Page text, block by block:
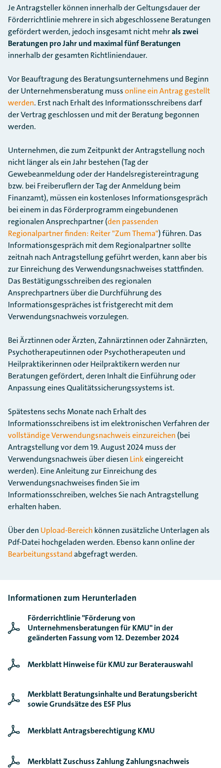
Je Antragsteller können innerhalb der Geltungsdauer der
Förderrichtlinie mehrere in sich abgeschlossene Beratungen
gefördert werden, jedoch insgesamt nicht mehrals zwei
Beratungen pro Jahr und maximal fünf Beratungen
innerhalb der gesamten Richtliniendauer.
Vor Beauftragung des Beratungsunternehmens und Beginn
der Unternehmensberatung mussonline ein Antrag gestellt
werden. Erst nach Erhalt des Informationsschreibens darf
der Vertrag geschlossen und mit der Beratung begonnen
werden.
Unternehmen, die zum Zeitpunkt der Antragstellung noch
nicht länger als ein Jahr bestehen (Tag der
Gewebeanmeldung oder der Handelsregistereintragung
bzw. bei Freiberuflern der Tag der Anmeldung beim
Finanzamt), müssen ein kostenloses Informationsgespräch
bei einem in das Förderprogramm eingebundenen
regionalen Ansprechpartner (den passenden
Regionalpartner finden: Reiter "Zum Thema") führen. Das
Informationsgespräch mit dem Regionalpartner sollte
zeitnah nach Antragstellung geführt werden, kann aber bis
zur Einreichung des Verwendungsnachweises stattfinden.
Das Bestätigungsschreiben des regionalen
Ansprechpartners über die Durchführung des
Informationsgespräches ist fristgerecht mit dem
Verwendungsnachweis vorzulegen.
Bei Ärztinnen oder Ärzten, Zahnärztinnen oder Zahnärzten,
Psychotherapeutinnen oder Psychotherapeuten und
Heilpraktikerinnen oder Heilpraktikern werden nur
Beratungen gefördert, deren Inhalt die Einführung oder
Anpassung eines Qualitätssicherungssystems ist.
Spätestens sechs Monate nach Erhalt des
Informationsschreibens ist im elektronischen Verfahren der
vollständige Verwendungsnachweis einzureichen (bei
Antragstellung vor dem 19. August 2024 muss der
Verwendungsnachweis über diesen Linkeingereicht
werden). Eine Anleitung zur Einreichung des
Verwendungsnachweises finden Sie im
Informationsschreiben, welches Sie nach Antragstellung
erhalten haben.
Über den Upload-Bereich können zusätzliche Unterlagen als
Pdf-Datei hochgeladen werden. Ebenso kann online der
Bearbeitungsstandabgefragt werden.
Informationen zum Herunterladen
Förderrichtlinie "Förderung von
Unternehmensberatungen für KMU" in der
geänderten Fassung vom 12. Dezember 2024
Merkblatt Hinweise für KMU zur Beraterauswahl
Merkblatt Beratungsinhalte und Beratungsbericht
sowie Grundsätze des ESF Plus
Merkblatt Antragsberechtigung KMU
Merkblatt Zuschuss Zahlung Zahlungsnachweis